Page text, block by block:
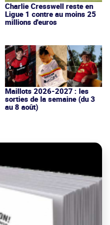
Charlie Cresswell reste en
Ligue 1 contre au moins 25
millions d'euros
Maillots 2026-2027 : les
sorties de la semaine (du 3
au 8 août)